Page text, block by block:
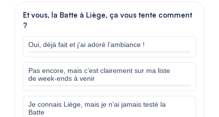
Et vous, la Batte à Liège, ça vous tente comment
?
Oui, déjà fait et j’ai adoré l’ambiance !
Pas encore, mais c’est clairement sur ma liste
de week-ends à venir
Je connais Liège, mais je n’ai jamais testé la
Batte